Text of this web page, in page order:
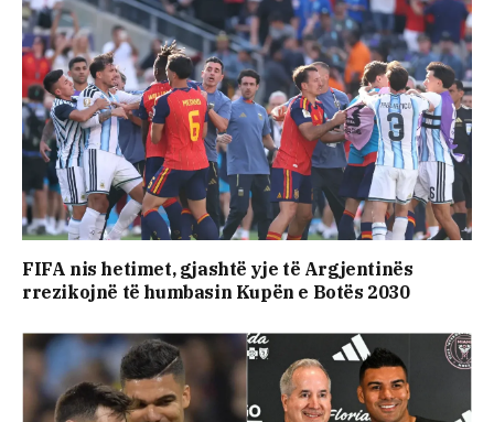
FIFA nis hetimet, gjashtë yje të Argjentinës
rrezikojnë të humbasin Kupën e Botës 2030